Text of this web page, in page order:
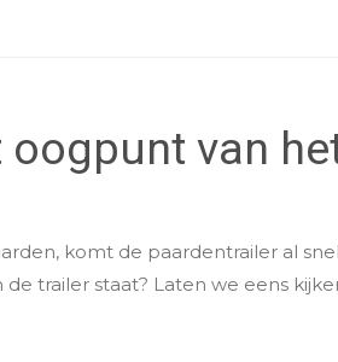
van
komt de paardentrailer al
trailer staat? Laten we eens